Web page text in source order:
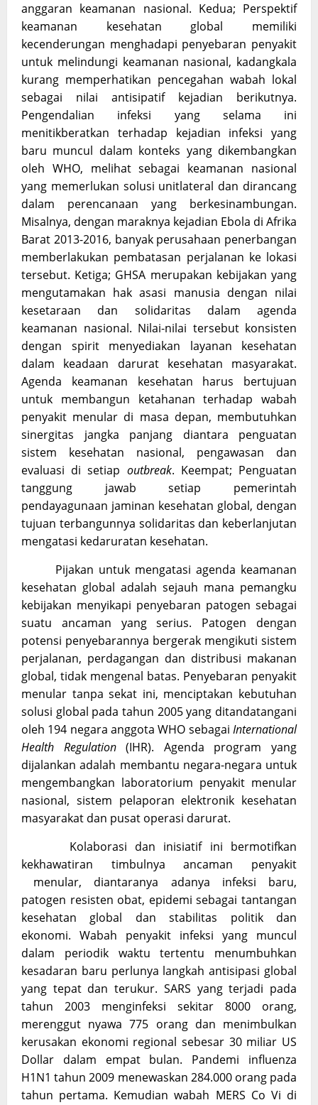
anggaran keamanan nasional. Kedua; Perspektif
keamanan kesehatan global memiliki
kecenderungan menghadapi penyebaran penyakit
untuk melindungi keamanan nasional, kadangkala
kurang memperhatikan pencegahan wabah lokal
sebagai nilai antisipatif kejadian berikutnya.
Pengendalian infeksi yang selama ini
menitikberatkan terhadap kejadian infeksi yang
baru muncul dalam konteks yang dikembangkan
oleh WHO, melihat sebagai keamanan nasional
yang memerlukan solusi unitlateral dan dirancang
dalam perencanaan yang berkesinambungan.
Misalnya, dengan maraknya kejadian Ebola di Afrika
Barat 2013-2016, banyak perusahaan penerbangan
memberlakukan pembatasan perjalanan ke lokasi
tersebut. Ketiga; GHSA merupakan kebijakan yang
mengutamakan hak asasi manusia dengan nilai
kesetaraan dan solidaritas dalam agenda
keamanan nasional. Nilai-nilai tersebut konsisten
dengan spirit menyediakan layanan kesehatan
dalam keadaan darurat kesehatan masyarakat.
Agenda keamanan kesehatan harus bertujuan
untuk membangun ketahanan terhadap wabah
penyakit menular di masa depan, membutuhkan
sinergitas jangka panjang diantara penguatan
sistem kesehatan nasional, pengawasan dan
evaluasi di setiap outbreak. Keempat; Penguatan
tanggung jawab setiap pemerintah
pendayagunaan jaminan kesehatan global, dengan
tujuan terbangunnya solidaritas dan keberlanjutan
mengatasi kedaruratan kesehatan.
Pijakan untuk mengatasi agenda keamanan
kesehatan global adalah sejauh mana pemangku
kebijakan menyikapi penyebaran patogen sebagai
suatu ancaman yang serius. Patogen dengan
potensi penyebarannya bergerak mengikuti sistem
perjalanan, perdagangan dan distribusi makanan
global, tidak mengenal batas. Penyebaran penyakit
menular tanpa sekat ini, menciptakan kebutuhan
solusi global pada tahun 2005 yang ditandatangani
oleh 194 negara anggota WHO sebagai International
Health Regulation(IHR). Agenda program yang
dijalankan adalah membantu negara-negara untuk
mengembangkan laboratorium penyakit menular
nasional, sistem pelaporan elektronik kesehatan
masyarakat dan pusat operasi darurat.
Kolaborasi dan inisiatif ini bermotifkan
kekhawatiran timbulnya ancaman penyakit
menular, diantaranya adanya infeksi baru,
patogen resisten obat, epidemi sebagai tantangan
kesehatan global dan stabilitas politik dan
ekonomi. Wabah penyakit infeksi yang muncul
dalam periodik waktu tertentu menumbuhkan
kesadaran baru perlunya langkah antisipasi global
yang tepat dan terukur. SARS yang terjadi pada
tahun 2003 menginfeksi sekitar 8000 orang,
merenggut nyawa 775 orang dan menimbulkan
kerusakan ekonomi regional sebesar 30 miliar US
Dollar dalam empat bulan. Pandemi influenza
H1N1 tahun 2009 menewaskan 284.000 orang pada
tahun pertama. Kemudian wabah MERS Co Vi di